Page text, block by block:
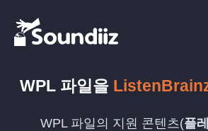
WPL 파일을
WPL파일의 지원 콘텐츠(플